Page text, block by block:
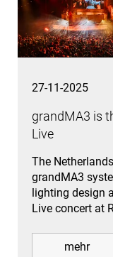
27-11-2025
grandMA3 is
Live
The
grandMA3
lighting design
Live concert at
mehr